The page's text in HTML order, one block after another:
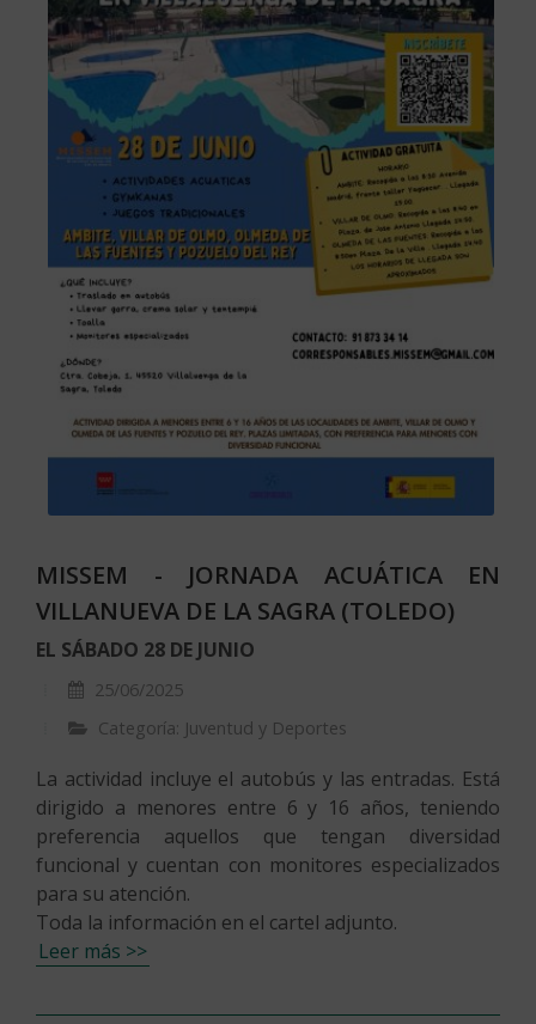
MISSEM - JORNADA ACUÁTICA EN
VILLANUEVA DE LA SAGRA (TOLEDO)
EL SÁBADO 28 DE JUNIO
25/06/2025
Categoría: Juventud y Deportes
La actividad incluye el autobús y las entradas. Está
dirigido a menores entre 6 y 16 años, teniendo
preferencia aquellos que tengan diversidad
funcional y cuentan con monitores especializados
para su atención.
Toda la información en el cartel adjunto.
Leer más >>